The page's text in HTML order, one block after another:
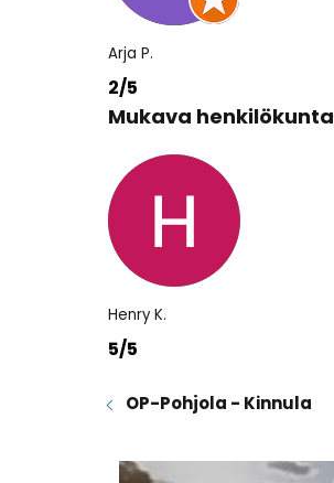
Arja P.
2/5
Mukava henkilökunta
Henry K.
5/5
OP-Pohjola - Kinnula